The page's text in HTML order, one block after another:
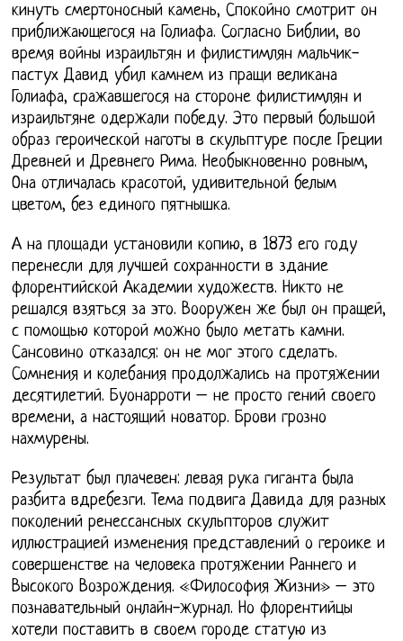
кинуть смертоносный камень, Спокойно смотрит он
приближающегося на Голиафа. Согласно Библии, во
время войны израильтян и филистимлян мальчик-
пастух Давид убил камнем из пращи великана
Голиафа, сражавшегося на стороне филистимлян и
израильтяне одержали победу. Это первый большой
образ героической наготы в скульптуре после Греции
Древней и Древнего Рима. Необыкновенно ровным,
Она отличалась красотой, удивительной белым
цветом, без единого пятнышка.
А на площади установили копию, в 1873 его году
перенесли для лучшей сохранности в здание
флорентийской Академии художеств. Никто не
решался взяться за это. Вооружен же был он пращей,
с помощью которой можно было метать камни.
Сансовино отказался: он не мог этого сделать.
Сомнения и колебания продолжались на протяжении
десятилетий. Буонарроти – не просто гений своего
времени, а настоящий новатор. Брови грозно
нахмурены.
Результат был плачевен: левая рука гиганта была
разбита вдребезги. Тема подвига Давида для разных
поколений ренессансных скульпторов служит
иллюстрацией изменения представлений о героике и
совершенстве на человека протяжении Раннего и
Высокого Возрождения. «Философия Жизни» – это
познавательный онлайн-журнал. Но флорентийцы
хотели поставить в своем городе статую из